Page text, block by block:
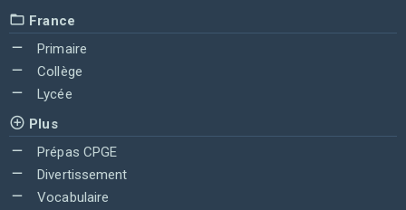
France
Primaire
Collège
Lycée
Plus
Prépas CPGE
Divertissement
Vocabulaire